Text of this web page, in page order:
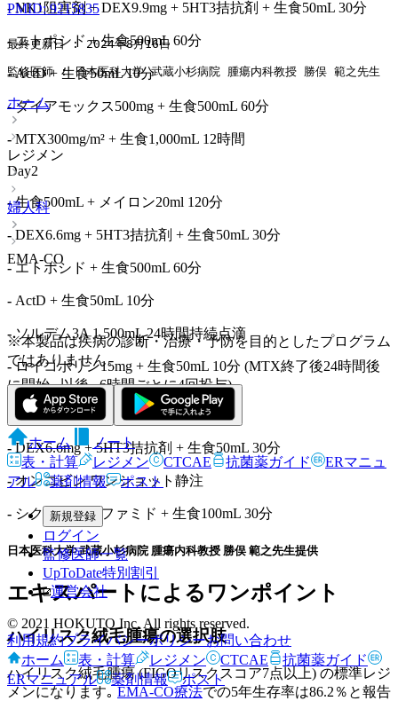
PMID: 9215835
最終更新日 : 2024年8月16日
監修医師 : 日本医科大学 武蔵小杉病院 腫瘍内科教授 勝俣 範之先生
ホーム
レジメン
婦人科
EMA-CO
※本製品は疾病の診断・治療・予防を目的としたプログラム
ではありません。
ホーム
ノート
表・計算
レジメン CTCAE 抗菌薬ガイド
ERマニュ
アル
薬剤情報 ポスト
新規登録
ログイン
監修医師一覧
UpToDate特別割引
運営会社
© 2021 HOKUTO Inc. All rights reserved.
利用規約プライバシーポリシーお問い合わせ
ホーム
表・計算 レジメン CTCAE
抗菌薬ガイド
ERマニュアル
薬剤情報 ポスト
-NK1阻害剤 + DEX9.9mg + 5HT3拮抗剤 + 生食50mL 30分
-エトポシド + 生食500mL 60分
-ActD + 生食50mL 10分
-ダイアモックス500mg + 生食500mL 60分
-MTX300mg/m² + 生食1,000mL 12時間
Day2
-生食500mL + メイロン20ml 120分
-DEX6.6mg + 5HT3拮抗剤 + 生食50mL 30分
-エトポシド + 生食500mL 60分
- ActD + 生食50mL 10分
-ソルデム3A 1,500mL 24時間持続点滴
-ロイコボリン15mg + 生食50mL 10分 (MTX終了後24時間後
に開始､ 以後､ 6時間ごとに4回投与)
Day8
-DEX6.6mg + 5HT3拮抗剤 + 生食50mL 30分
-オンコビン ワンショット静注
- シクロフォスファミド + 生食100mL 30分
日本医科大学 武蔵小杉病院 腫瘍内科教授 勝俣 範之先生提供
エキスパートによるワンポイント
ハイリスク絨毛腫瘍の選択肢
ハイリスク絨毛腫瘍 (FIGOリスクスコア7点以上) の標準レジ
メンになります｡ EMA-CO療法での5年生存率は86.2％と報告